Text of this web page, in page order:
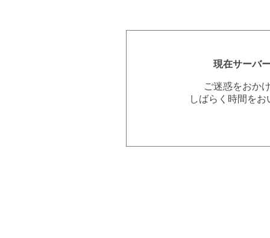
現在サーバ
ご迷惑をおか
しばらく時間を